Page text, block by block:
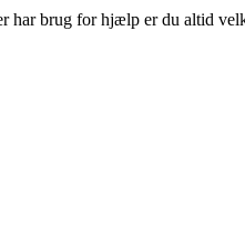
har brug for hjælp er du altid